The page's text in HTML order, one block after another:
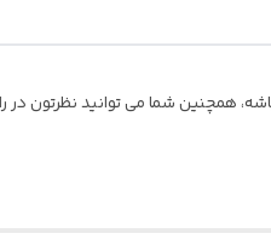
همچنین شما می توانید نظرتون در